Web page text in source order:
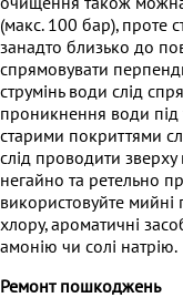
(макс. 100 бар), проте
занадто близько до
спрямовувати
струмінь води слід
проникнення води під
старими покриттями
слід проводити
негайно та ретельно
використовуйте
хлору, ароматичні
амонію чи солі натрію.
Ремонт пошкоджень